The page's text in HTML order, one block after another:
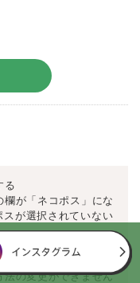
る
が「ネコポス」にな
スが選択されていない
ができない場合もご
法の変更ができません